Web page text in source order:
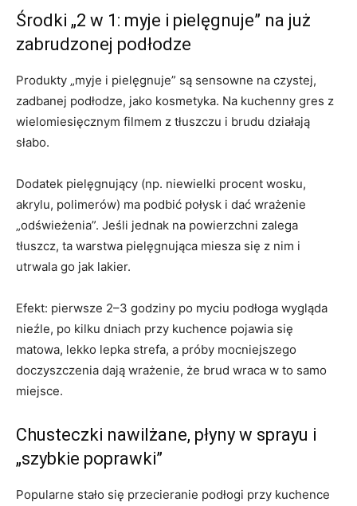
Środki „2 w 1: myje i pielęgnuje” na już
zabrudzonej podłodze
Produkty „myje i pielęgnuje” są sensowne na czystej,
zadbanej podłodze, jako kosmetyka. Na kuchenny gres z
wielomiesięcznym filmem z tłuszczu i brudu działają
słabo.
Dodatek pielęgnujący (np. niewielki procent wosku,
akrylu, polimerów) ma podbić połysk i dać wrażenie
„odświeżenia”. Jeśli jednak na powierzchni zalega
tłuszcz, ta warstwa pielęgnująca miesza się z nim i
utrwala go jak lakier.
Efekt: pierwsze 2–3 godziny po myciu podłoga wygląda
nieźle, po kilku dniach przy kuchence pojawia się
matowa, lekko lepka strefa, a próby mocniejszego
doczyszczenia dają wrażenie, że brud wraca w to samo
miejsce.
Chusteczki nawilżane, płyny w sprayu i
„szybkie poprawki”
Popularne stało się przecieranie podłogi przy kuchence